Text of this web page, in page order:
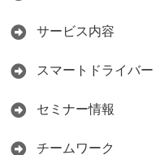
サービス内容
スマートドライバー
セミナー情報
チームワーク